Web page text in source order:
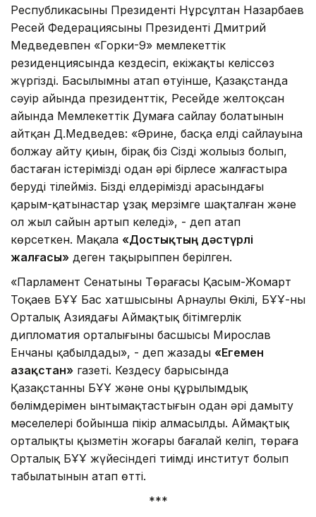
Республикасының Президенті Нұрсұлтан Назарбаев
Ресей Федерациясының Президенті Дмитрий
Медведевпен «Горки-9» мемлекеттік
резиденциясында кездесіп, екіжақты келіссөз
жүргізді. Басылымның атап өтуінше, Қазақстанда
сәуір айында президенттік, Ресейде желтоқсан
айында Мемлекеттік Думаға сай­лау болатынын
айтқан Д.Медведев: «Әрине, басқа елдің сайлауына
болжау айту қиын, бірақ біз Сіздің жо­лы­ңыз болып,
бастаған істерімізді одан әрі бірлесе жалғас­тыра
беруді тілейміз. Біздің елдеріміз­дің арасындағы
қарым-қатынас­тар ұзақ мерзімге шақталған және
ол жыл сайын артып келеді», - деп атап
көрсеткен. Мақала «Достықтың дәстүрлі
жалғасы» деген тақырыппен берілген.
«Парламент Сенатының Төрағасы Қасым-Жомарт
Тоқаев БҰҰ Бас хатшысының Арнаулы Өкілі, БҰҰ-ның
Орталық Азиядағы Аймақтық бітімгерлік
дипломатия орталығының басшысы Мирослав
Енчаны қабылдады», - деп жазады «Егемен
Қазақстан» газеті. Кездесу барысында
Қазақстанның БҰҰ және оның құрылымдық
бөлімдерімен ынтымақтастығын одан әрі дамыту
мәселелері бойынша пікір алмасылды. Аймақтық
орталықтың қызметін жоғары бағалай келіп, төраға
Орталық БҰҰ жүйесіндегі тиімді институт болып
табылатынын атап өтті.
***